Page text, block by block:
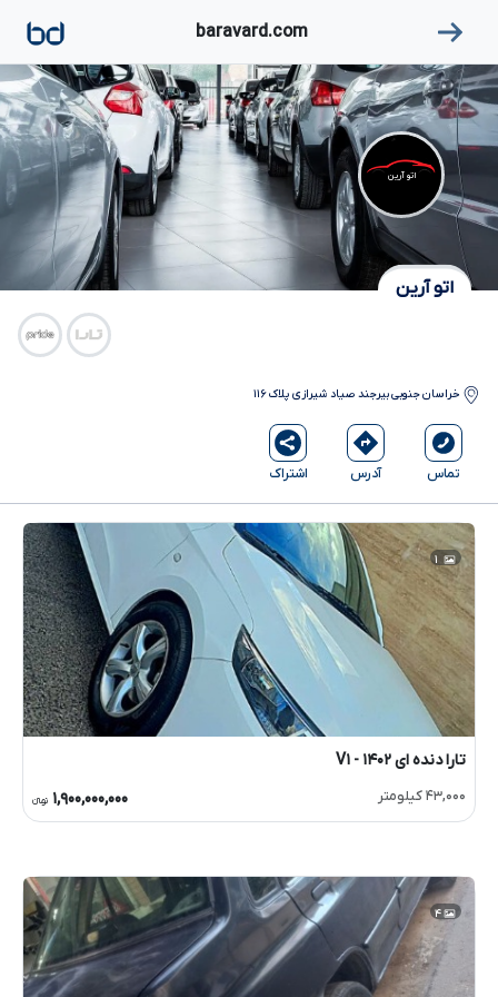
baravard.com
اتو آرین
اتو آرین
خراسان جنوبیبیرجند صیاد شیرازی پلاک ۱۱۶
تماس آدرس اشتراک
۱
تارا دنده ای V۱- ۱۴۰۲
۴۳,۰۰۰ کیلومتر ۱,۹۰۰,۰۰۰,۰۰۰ تومانءءء
۴